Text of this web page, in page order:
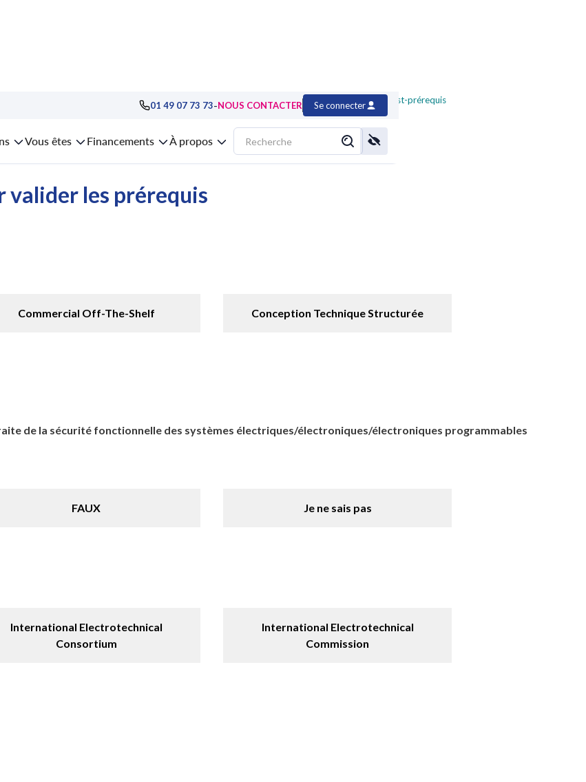
01 49 07 73 73-NOUS CONTACTER Se connecter
Vous êtes Financements À propos
>formation Open Source, mise en œuvre de l'Usine Logicielle > test-prérequis
mise en œuvre de l'Usine Logicielle (OSU)
valider les prérequis
Commercial Off-The-Shelf Conception Technique Structurée
de la sécurité fonctionnelle des systèmes électriques/électroniques/électroniques programmables
FAUX Je ne sais pas
International Electrotechnical
Consortium
International Electrotechnical
Commission